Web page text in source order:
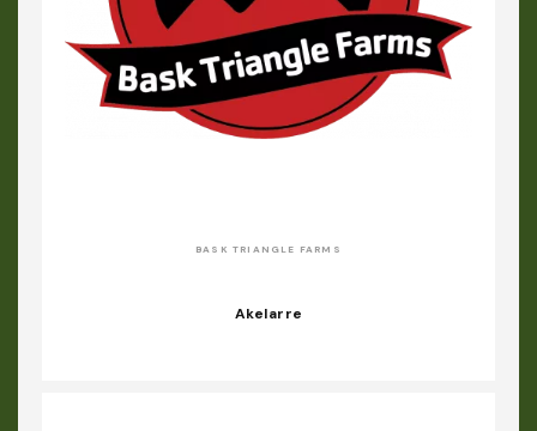
BASK TRIANGLE FARMS
Akelarre